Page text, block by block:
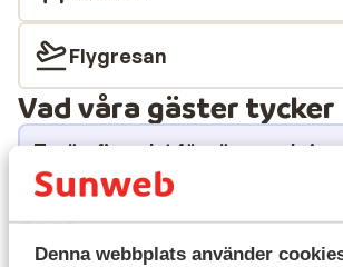
Denna webbplats använder
Flygresan
Vad våra gäster tycker
Tyvärr finns det för närvarande
för detta boende.
Läge